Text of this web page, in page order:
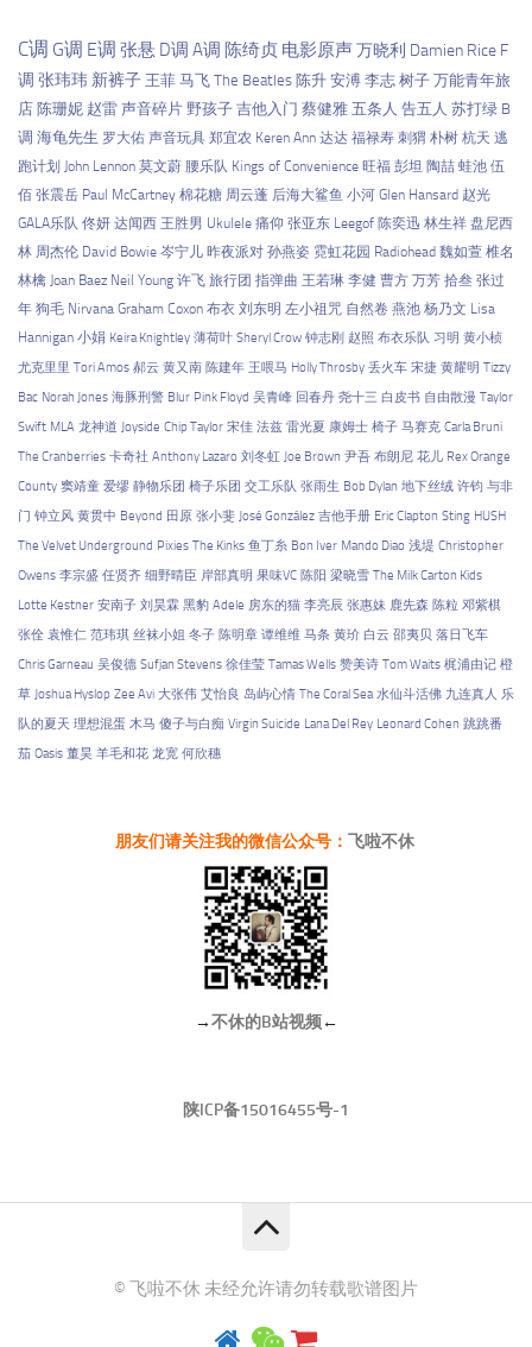
C调 G调 E调 张悬 D调 A调 陈绮贞 电影原声万晓利 Damien Rice F
调 张玮玮 新裤子 王菲马飞 The Beatles 陈升 安溥 李志 树子 万能青年旅
店 陈珊妮 赵雷 声音碎片 野孩子 吉他入门 蔡健雅 五条人 告五人 苏打绿 B
调 海龟先生 罗大佑 声音玩具 郑宜农 Keren Ann 达达 福禄寿 刺猬 朴树 杭天 逃
跑计划 John Lennon 莫文蔚 腰乐队 Kings of Convenience 旺福 彭坦 陶喆 蛙池 伍
佰 张震岳 Paul McCartney 棉花糖 周云蓬 后海大鲨鱼 小河 Glen Hansard 赵光
GALA乐队 佟妍 达闻西 王胜男 Ukulele 痛仰 张亚东 Leegof 陈奕迅 林生祥 盘尼西
林 周杰伦 David Bowie 岑宁儿 昨夜派对 孙燕姿 霓虹花园 Radiohead 魏如萱 椎名
林檎 Joan Baez Neil Young 许飞 旅行团 指弹曲 王若琳 李健 曹方 万芳 拾叁 张过
年 狗毛 Nirvana Graham Coxon 布衣 刘东明 左小祖咒 自然卷 燕池 杨乃文 Lisa
Hannigan 小娟 Keira Knightley 薄荷叶 Sheryl Crow 钟志刚 赵照 布衣乐队 习明 黄小桢
尤克里里 Tori Amos 郝云 黄又南 陈建年 王喂马 Holly Throsby 丢火车 宋捷 黄耀明 Tizzy
Bac Norah Jones 海豚刑警 Blur Pink Floyd 吴青峰 回春丹 尧十三 白皮书 自由散漫 Taylor
Swift MLA 龙神道 Joyside Chip Taylor 宋佳 法兹 雷光夏 康姆士 椅子 马赛克 Carla Bruni
The Cranberries 卡奇社 Anthony Lazaro 刘冬虹 Joe Brown 尹吾 布朗尼 花儿 Rex Orange
County 窦靖童 爱缪 静物乐团 椅子乐团 交工乐队 张雨生 Bob Dylan 地下丝绒 许钧 与非
门 钟立风 黄贯中 Beyond 田原 张小斐 José González 吉他手册 Eric Clapton Sting HUSH
The Velvet Underground Pixies The Kinks 鱼丁糸 Bon Iver Mando Diao 浅堤 Christopher
Owens 李宗盛 任贤齐 细野晴臣 岸部真明 果味VC 陈阳 梁晓雪 The Milk Carton Kids
Lotte Kestner 安南子 刘昊霖 黑豹 Adele 房东的猫 李亮辰 张惠妹 鹿先森 陈粒 邓紫棋
张佺 袁惟仁 范玮琪 丝袜小姐 冬子 陈明章 谭维维 马条 黄玠 白云 邵夷贝 落日飞车
Chris Garneau 吴俊德 Sufjan Stevens 徐佳莹 Tamas Wells 赞美诗 Tom Waits 梶浦由记 橙
草 Joshua Hyslop Zee Avi 大张伟 艾怡良 岛屿心情 The Coral Sea 水仙斗活佛 九连真人 乐
队的夏天 理想混蛋 木马 傻子与白痴 Virgin Suicide Lana Del Rey Leonard Cohen 跳跳番
茄 Oasis 董昊 羊毛和花 龙宽 何欣穗
朋友们请关注我的微信公众号： 飞啦不休
→不休的B站视频←
陕ICP备15016455号-1
© 飞啦不休 未经允许请勿转载歌谱图片